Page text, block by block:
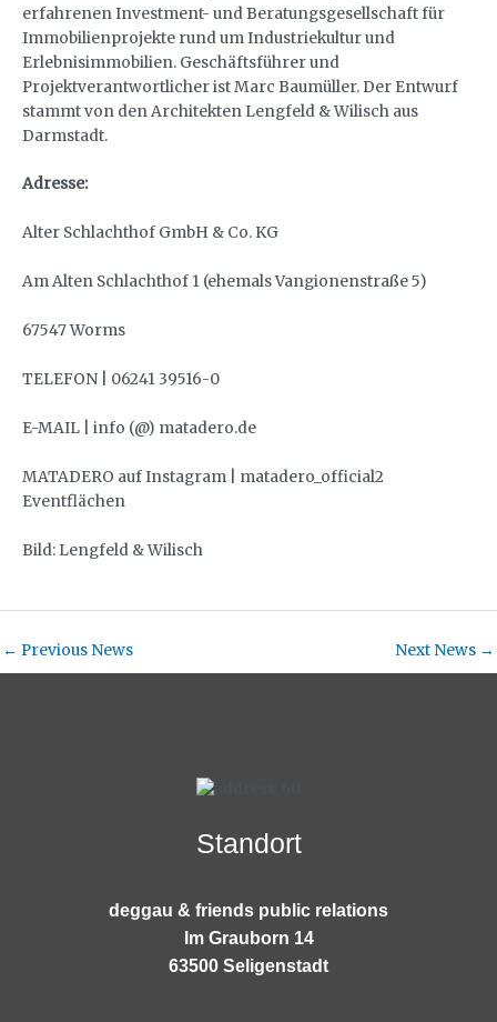
erfahrenen Investment- und Beratungsgesellschaft für
Immobilienprojekte rund um Industriekultur und
Erlebnisimmobilien. Geschäftsführer und
Projektverantwortlicher ist Marc Baumüller. Der Entwurf
stammt von den Architekten Lengfeld & Wilisch aus
Darmstadt.
Adresse:
Alter Schlachthof GmbH & Co. KG
Am Alten Schlachthof 1 (ehemals Vangionenstraße 5)
67547 Worms
TELEFON | 06241 39516-0
E-MAIL | info (@) matadero.de
MATADERO auf Instagram | matadero_official2
Eventflächen
Bild: Lengfeld & Wilisch
← Previous News Next News →
Standort
deggau & friends public relations
Im Grauborn 14
63500 Seligenstadt